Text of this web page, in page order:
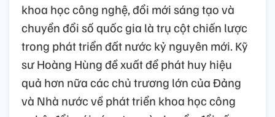
khoa học công nghệ, đổi mới sáng tạo và
chuyển đổi số quốc gia là trụ cột chiến lược
trong phát triển đất nước kỷ nguyên mới. Kỹ
sư Hoàng Hùng đề xuất để phát huy hiệu
quả hơn nữa các chủ trương lớn của Đảng
và Nhà nước về phát triển khoa học công